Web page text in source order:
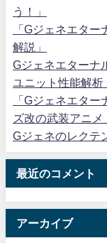
う！」
「Gジェネエタ
解説」
Gジェネエターナ
ユニット性能解析
「Gジェネエタ
ズ改の武装アニメ
Gジェネのレクテ
最近のコメント
アーカイブ